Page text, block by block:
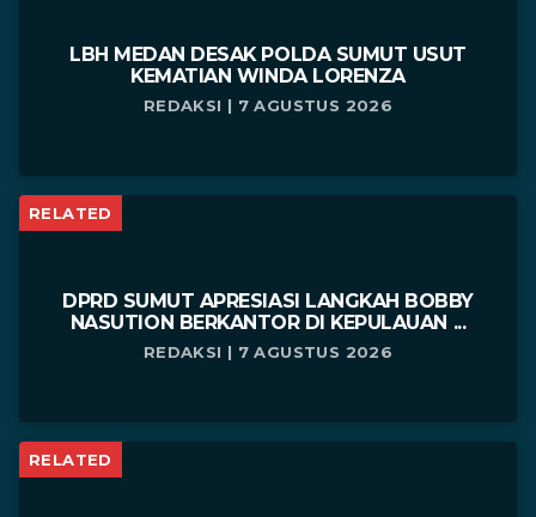
LBH MEDAN DESAK POLDA SUMUT USUT
KEMATIAN WINDA LORENZA
REDAKSI | 7 AGUSTUS 2026
RELATED
DPRD SUMUT APRESIASI LANGKAH BOBBY
NASUTION BERKANTOR DI KEPULAUAN ...
REDAKSI | 7 AGUSTUS 2026
RELATED